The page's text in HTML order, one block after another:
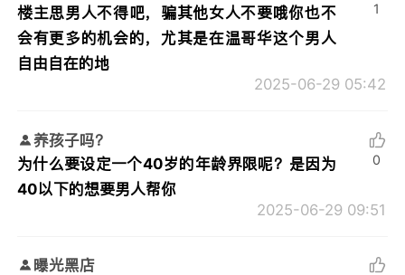
楼主思男人不得吧，骗其他女人不要哦你也不
会有更多的机会的，尤其是在温哥华这个男人
自由自在的地
2025-06-29 05:42
1
养孩子吗？
为什么要设定一个40岁的年龄界限呢？是因为
40以下的想要男人帮你
2025-06-29 09:51
0
曝光黑店